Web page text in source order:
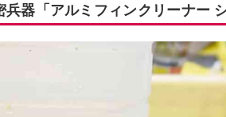
器「アルミフィンクリーナー